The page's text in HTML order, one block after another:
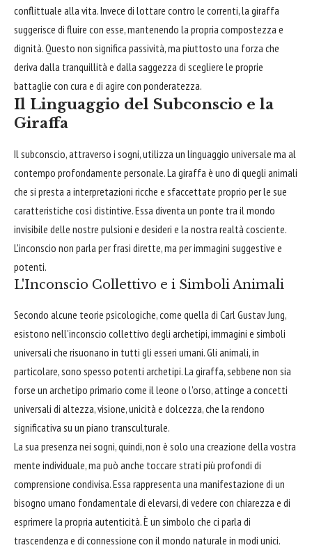
conflittuale alla vita. Invece di lottare contro le correnti, la giraffa
suggerisce di fluire con esse, mantenendo la propria compostezza e
dignità. Questo non significa passività, ma piuttosto una forza che
deriva dalla tranquillità e dalla saggezza di scegliere le proprie
battaglie con cura e di agire con ponderatezza.
Il Linguaggio del Subconscio e la
Giraffa
Il subconscio, attraverso i sogni, utilizza un linguaggio universale ma al
contempo profondamente personale. La giraffa è uno di quegli animali
che si presta a interpretazioni ricche e sfaccettate proprio per le sue
caratteristiche così distintive. Essa diventa un ponte tra il mondo
invisibile delle nostre pulsioni e desideri e la nostra realtà cosciente.
L'inconscio non parla per frasi dirette, ma per immagini suggestive e
potenti.
L'Inconscio Collettivo e i Simboli Animali
Secondo alcune teorie psicologiche, come quella di Carl Gustav Jung,
esistono nell'inconscio collettivo degli archetipi, immagini e simboli
universali che risuonano in tutti gli esseri umani. Gli animali, in
particolare, sono spesso potenti archetipi. La giraffa, sebbene non sia
forse un archetipo primario come il leone o l'orso, attinge a concetti
universali di altezza, visione, unicità e dolcezza, che la rendono
significativa su un piano transculturale.
La sua presenza nei sogni, quindi, non è solo una creazione della vostra
mente individuale, ma può anche toccare strati più profondi di
comprensione condivisa. Essa rappresenta una manifestazione di un
bisogno umano fondamentale di elevarsi, di vedere con chiarezza e di
esprimere la propria autenticità. È un simbolo che ci parla di
trascendenza e di connessione con il mondo naturale in modi unici.